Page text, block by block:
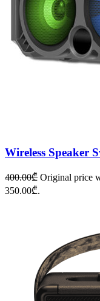
400.00₾ Original price
350.00₾.